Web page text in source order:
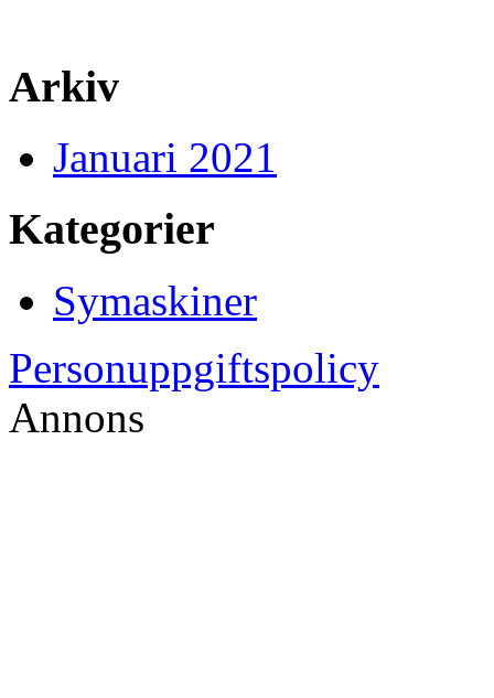
Arkiv
Januari 2021
Kategorier
Symaskiner
Personuppgiftspolicy
Annons